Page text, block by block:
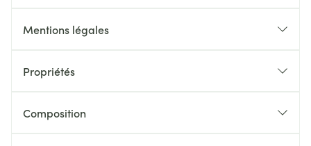
Mentions légales
Propriétés
Composition